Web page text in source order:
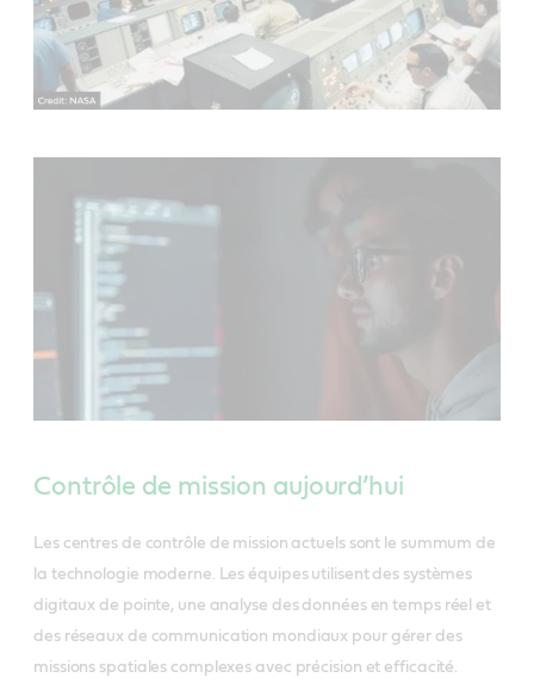
Contrôle de mission aujourd’hui
Les centres de contrôle de mission actuels sont le summum de
la technologie moderne. Les équipes utilisent des systèmes
digitaux de pointe, une analyse des données en temps réel et
des réseaux de communication mondiaux pour gérer des
missions spatiales complexes avec précision et efficacité.